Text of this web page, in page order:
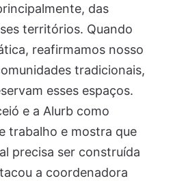
das
territórios. Quando
reafirmamos nosso
tradicionais,
esses espaços.
e a Alurb como
trabalho e mostra que
precisa ser construída
a coordenadora